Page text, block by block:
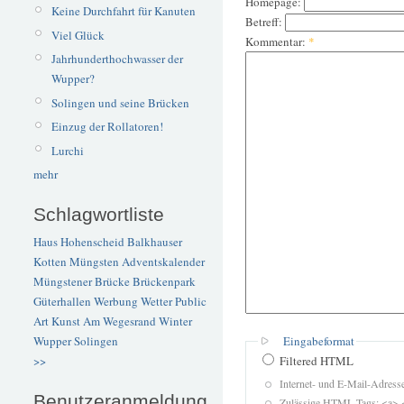
Keine Durchfahrt für Kanuten
Viel Glück
Jahrhunderthochwasser der
Wupper?
Solingen und seine Brücken
Einzug der Rollatoren!
Lurchi
mehr
Schlagwortliste
Haus Hohenscheid Balkhauser
Kotten Müngsten Adventskalender
Müngstener BrückeBrückenpark
Güterhallen Werbung WetterPublic
ArtKunstAm Wegesrand Winter
WupperSolingen
>>
Betreff:
Kommentar: *
Eingabeformat
Filtered HTML
Internet- und E-Mail-